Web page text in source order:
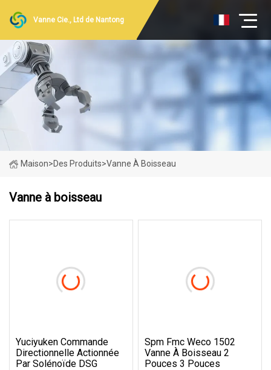
Vanne Cie., Ltd de Nantong
Maison>Des Produits>Vanne À Boisseau
Vanne à boisseau
Yuciyuken Commande
Directionnelle Actionnée
Par Solénoïde DSG
Spm Fmc Weco 1502
Vanne À Boisseau 2
Pouces 3 Pouces